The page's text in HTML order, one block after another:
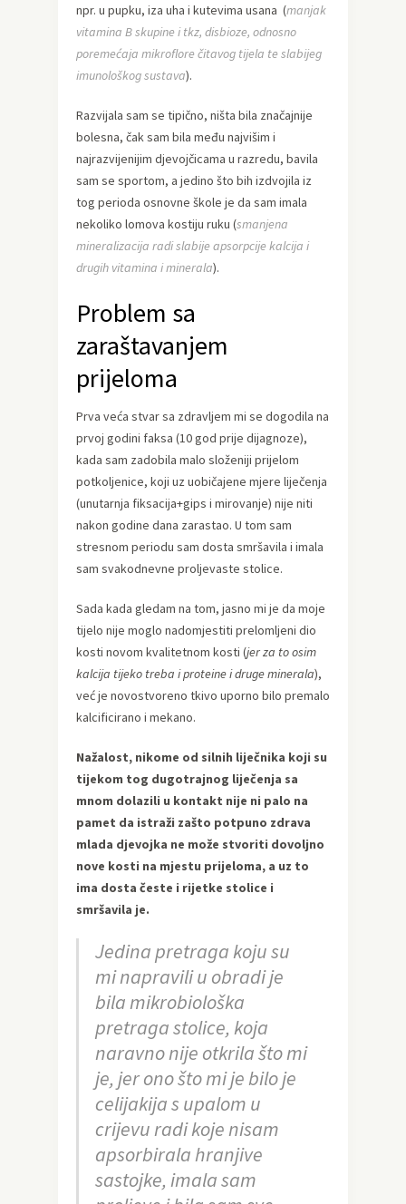
npr. u pupku, iza uha i kutevima usana (manjak
vitamina B skupine i tkz, disbioze, odnosno
poremećaja mikroflore čitavog tijela te slabijeg
imunološkog sustava).
Razvijala sam se tipično, ništa bila značajnije
bolesna, čak sam bila među najvišim i
najrazvijenijim djevojčicama u razredu, bavila
sam se sportom, a jedino što bih izdvojila iz
tog perioda osnovne škole je da sam imala
nekoliko lomova kostiju ruku (smanjena
mineralizacija radi slabije apsorpcije kalcija i
drugih vitamina i minerala).
Problem sa
zaraštavanjem
prijeloma
Prva veća stvar sa zdravljem mi se dogodila na
prvoj godini faksa (10 god prije dijagnoze),
kada sam zadobila malo složeniji prijelom
potkoljenice, koji uz uobičajene mjere liječenja
(unutarnja fiksacija+gips i mirovanje) nije niti
nakon godine dana zarastao. U tom sam
stresnom periodu sam dosta smršavila i imala
sam svakodnevne proljevaste stolice.
Sada kada gledam na tom, jasno mi je da moje
tijelo nije moglo nadomjestiti prelomljeni dio
kosti novom kvalitetnom kosti (jer za to osim
kalcija tijeko treba i proteine i druge minerala),
već je novostvoreno tkivo uporno bilo premalo
kalcificirano i mekano.
Nažalost, nikome od silnih liječnika koji su
tijekom tog dugotrajnog liječenja sa
mnom dolazili u kontakt nije ni palo na
pamet da istraži zašto potpuno zdrava
mlada djevojka ne može stvoriti dovoljno
nove kosti na mjestu prijeloma, a uz to
ima dosta česte i rijetke stolice i
smršavila je.
Jedina pretraga koju su
mi napravili u obradi je
bila mikrobiološka
pretraga stolice, koja
naravno nije otkrila što mi
je, jer ono što mi je bilo je
celijakija s upalom u
crijevu radi koje nisam
apsorbirala hranjive
sastojke, imala sam